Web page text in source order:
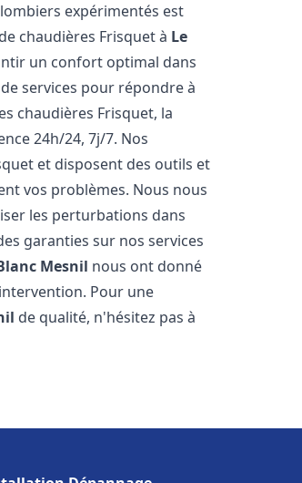
expérimentés est
chaudières Frisquet à Le
un confort optimal dans
services pour répondre à
chaudières Frisquet, la
24h/24, 7j/7. Nos
et disposent des outils et
vos problèmes. Nous nous
les perturbations dans
garanties sur nos services
Mesnil nous ont donné
Pour une
de qualité, n'hésitez pas à